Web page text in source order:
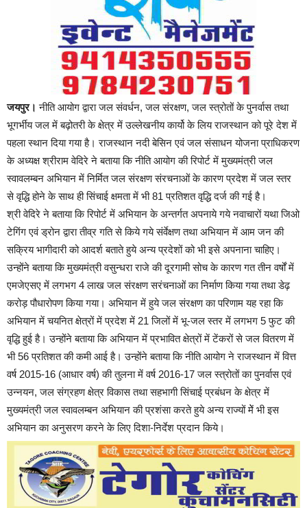
जयपुर। नीति आयोग द्वारा जल संवर्धन, जल संरक्षण, जल स्त्रोतों के पुनर्वास तथा
भूगर्भीय जल में बढ़ोतरी के क्षेत्र में उल्लेखनीय कार्यो के लिय राजस्थान को पूरे देश में
पहला स्थान दिया गया है। राजस्थान नदी बेसिन एवं जल संसाधन योजना प्राधिकरण
के अध्यक्ष श्रीराम वेदिरे ने बताया कि नीति आयोग की रिपोर्ट में मुख्यमंत्री जल
स्वावलम्बन अभियान में निर्मित जल संरक्षण संरचनाओं के कारण प्रदेश में जल स्तर
से वृद्धि होने के साथ ही सिंचाई क्षमता में भी 81 प्रतिशत वृद्धि दर्ज की गई है।
श्री वेदिरे ने बताया कि रिपोर्ट में अभियान के अन्तर्गत अपनाये गये नवाचारों यथा जिओ
टेगिंग एवं ड्रोन द्वारा तीव्र गति से किये गये संर्वेक्षण तथा अभियान में आम जन की
सक्रिय भागीदारी को आदर्श बताते हुये अन्य प्रदेशों को भी इसे अपनाना चाहिए।
उन्होंने बताया कि मुख्यमंत्री वसुन्धरा राजे की दूरगामी सोच के कारण गत तीन वर्षों में
एमजेएसए में लगभग 4 लाख जल संरक्षण सरंचनाओं का निर्माण किया गया तथा डेढ़
करोड़ पौधारोपण किया गया। अभियान में हुये जल संरक्षण का परिणाम यह रहा कि
अभियान में चयनित क्षेत्रों में प्रदेश में 21 जिलों में भू-जल स्तर में लगभग 5 फुट की
वृद्धि हुई है। उन्होंने बताया कि अभियान में प्रभावित क्षेत्रों में टेंकरों से जल वितरण में
भी 56 प्रतिशत की कमी आई है। उन्होंने बताया कि नीति आयोग ने राजस्थान में वित्त
वर्ष 2015-16 (आधार वर्ष) की तुलना में वर्ष 2016-17 जल स्त्रोतों का पुनर्वास एवं
उन्नयन, जल संग्रहण क्षेत्र विकास तथा सहभागी सिंचाई प्रबंधन के क्षेत्र में
मुख्यमंत्री जल स्वावलम्बन अभियान की प्रशंसा करते हुये अन्य राज्यों मेें भी इस
अभियान का अनुसरण करने के लिए दिशा-निर्देश प्रदान किये।